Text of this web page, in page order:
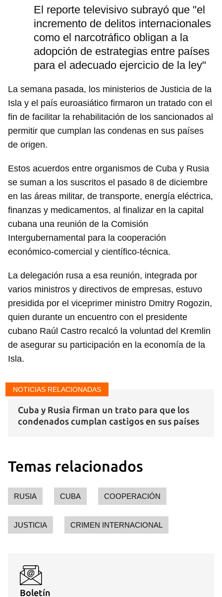
El reporte televisivo subrayó que "el
incremento de delitos internacionales
como el narcotráfico obligan a la
adopción de estrategias entre países
para el adecuado ejercicio de la ley"
La semana pasada, los ministerios de Justicia de la
Isla y el país euroasiático firmaron un tratado con el
fin de facilitar la rehabilitación de los sancionados al
permitir que cumplan las condenas en sus países
de origen.
Estos acuerdos entre organismos de Cuba y Rusia
se suman a los suscritos el pasado 8 de diciembre
en las áreas militar, de transporte, energía eléctrica,
finanzas y medicamentos, al finalizar en la capital
cubana una reunión de la Comisión
Intergubernamental para la cooperación
económico-comercial y científico-técnica.
La delegación rusa a esa reunión, integrada por
varios ministros y directivos de empresas, estuvo
presidida por el viceprimer ministro Dmitry Rogozin,
quien durante un encuentro con el presidente
cubano Raúl Castro recalcó la voluntad del Kremlin
de asegurar su participación en la economía de la
Isla.
NOTICIAS RELACIONADAS
Cuba y Rusia firman un trato para que los
condenados cumplan castigos en sus países
Temas relacionados
RUSIA CUBA COOPERACIÓN
JUSTICIA CRIMEN INTERNACIONAL
Boletín